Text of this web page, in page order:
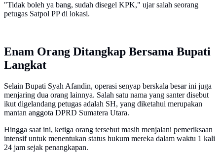
"Tidak boleh ya bang, sudah disegel KPK," ujar salah seorang
petugas Satpol PP di lokasi.
Enam Orang Ditangkap Bersama Bupati
Langkat
Selain Bupati Syah Afandin, operasi senyap berskala besar ini juga
menjaring dua orang lainnya. Salah satu nama yang santer disebut
ikut digelandang petugas adalah SH, yang diketahui merupakan
mantan anggota DPRD Sumatera Utara.
Hingga saat ini, ketiga orang tersebut masih menjalani pemeriksaan
intensif untuk menentukan status hukum mereka dalam waktu 1 kali
24 jam sejak penangkapan.